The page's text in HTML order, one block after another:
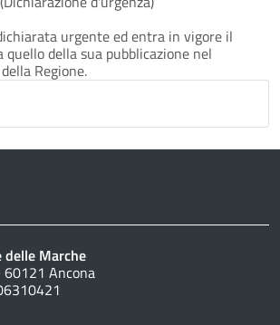
urgente ed entra in vigore il
quello della sua pubblicazione nel
Regione.
delle Marche
60121 Ancona